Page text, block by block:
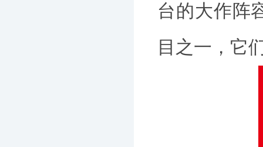
台的大作阵
目之一，它